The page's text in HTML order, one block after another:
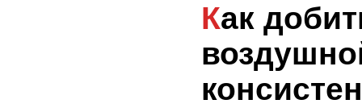
Как добиться нежной и